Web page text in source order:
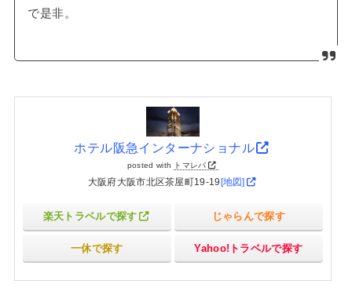
で是非。
ホテル阪急インターナショナル
posted with トマレバ
大阪府大阪市北区茶屋町19-19[地図]
楽天トラベルで探す じゃらんで探す
一休で探す Yahoo!トラベルで探す